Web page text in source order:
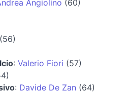
Angiolino (60)
(56)
: Valerio Fiori (57)
: Davide De Zan (64)